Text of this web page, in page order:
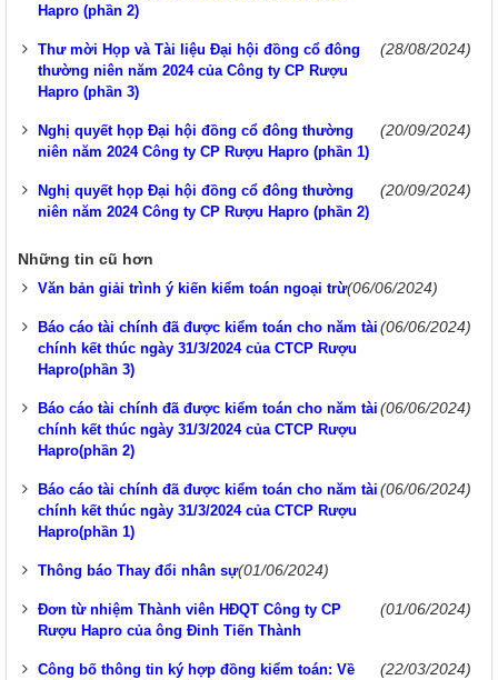
Hapro (phần 2)
Thư mời Họp và Tài liệu Đại hội đồng cổ đông
thường niên năm 2024 của Công ty CP Rượu
Hapro (phần 3)
(28/08/2024)
Nghị quyết họp Đại hội đồng cổ đông thường
niên năm 2024 Công ty CP Rượu Hapro (phần 1)
(20/09/2024)
Nghị quyết họp Đại hội đồng cổ đông thường
niên năm 2024 Công ty CP Rượu Hapro (phần 2)
(20/09/2024)
Những tin cũ hơn
Văn bản giải trình ý kiến kiểm toán ngoại trừ(06/06/2024)
Báo cáo tài chính đã được kiểm toán cho năm tài
chính kết thúc ngày 31/3/2024 của CTCP Rượu
Hapro(phần 3)
(06/06/2024)
Báo cáo tài chính đã được kiểm toán cho năm tài
chính kết thúc ngày 31/3/2024 của CTCP Rượu
Hapro(phần 2)
(06/06/2024)
Báo cáo tài chính đã được kiểm toán cho năm tài
chính kết thúc ngày 31/3/2024 của CTCP Rượu
Hapro(phần 1)
(06/06/2024)
Thông báo Thay đổi nhân sự(01/06/2024)
Đơn từ nhiệm Thành viên HĐQT Công ty CP
Rượu Hapro của ông Đinh Tiến Thành
(01/06/2024)
Công bố thông tin ký hợp đồng kiểm toán: Về
(22/03/2024)